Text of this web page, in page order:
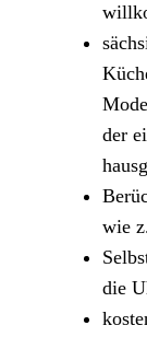
der
wie
die